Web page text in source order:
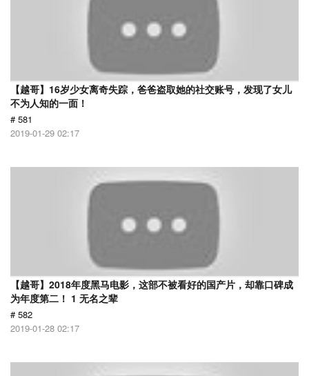
【越哥】16岁少女离奇失踪，爸爸盗取她的社交账号，发现了女儿
不为人知的一面！
# 581
2019-01-29 02:17
【越哥】2018年度黑马电影，这部不被看好的国产片，却靠口碑成
为年度第二！ 1 无名之辈
# 582
2019-01-28 02:17